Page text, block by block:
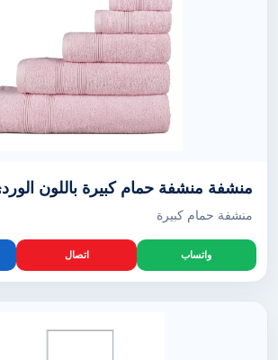
منشفة منشفة حمام كبيرة باللون
منشفة حمام كبيرة
واتساب اتصال